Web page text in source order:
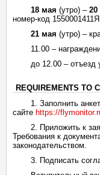
18 мая (утро) – 20
номер-код 1550001411Я
21 мая (утро) –
11.00 –
до 12.00 – отъезд
REQUIREMENTS TO
1. Заполнить
сайте https://
2. Приложить к
Требования к
законодательством.
3. Подписать